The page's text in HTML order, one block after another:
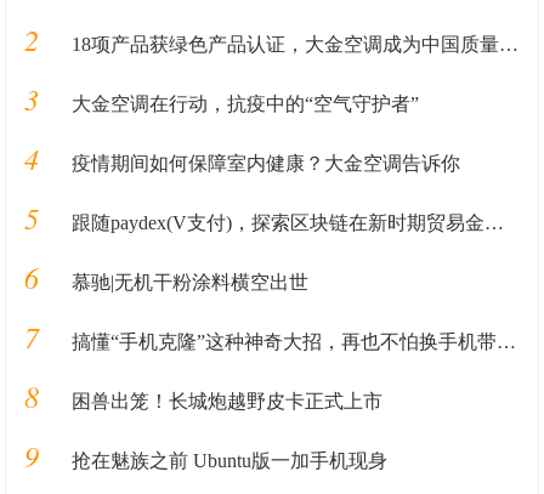
2 18项产品获绿色产品认证，大金空调成为中国质量认证中心“绿色产品首批获证企业”
3 大金空调在行动，抗疫中的“空气守护者”
4 疫情期间如何保障室内健康？大金空调告诉你
5 跟随paydex(V支付)，探索区块链在新时期贸易金融业务中的应用
6 慕驰|无机干粉涂料横空出世
7 搞懂“手机克隆”这种神奇大招，再也不怕换手机带来的数据丢失
8 困兽出笼！长城炮越野皮卡正式上市
9 抢在魅族之前 Ubuntu版一加手机现身